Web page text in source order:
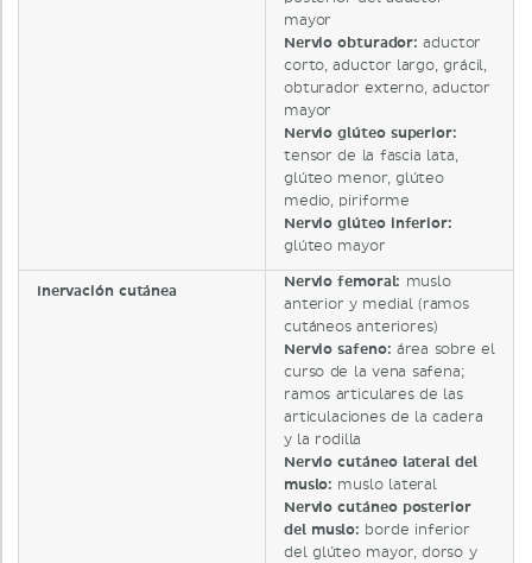
mayor
Nervio obturador: aductor
corto, aductor largo, grácil,
obturador externo, aductor
mayor
Nervio glúteo superior:
tensor de la fascia lata,
glúteo menor, glúteo
medio, piriforme
Nervio glúteo inferior:
glúteo mayor
Inervación cutánea
Nervio femoral: muslo
anterior y medial (ramos
cutáneos anteriores)
Nervio safeno: área sobre el
curso de la vena safena;
ramos articulares de las
articulaciones de la cadera
y la rodilla
Nervio cutáneo lateral del
muslo: muslo lateral
Nervio cutáneo posterior
del muslo: borde inferior
del glúteo mayor, dorso y